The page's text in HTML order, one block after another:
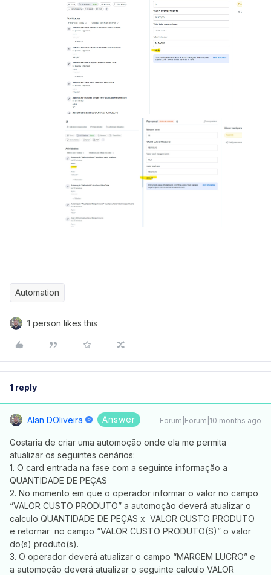
Automation
1 person likes this
1 reply
Alan DOliveira Answer Forum|Forum|10 months ago
Gostaria de criar uma automoção onde ela me permita
atualizar os seguintes cenários:
1. O card entrada na fase com a seguinte informação a
QUANTIDADE DE PEÇAS
2. No momento em que o operador informar o valor no campo
“VALOR CUSTO PRODUTO” a automoção deverá atualizar o
calculo QUANTIDADE DE PEÇAS x VALOR CUSTO PRODUTO
e retornar no campo “VALOR CUSTO PRODUTO(S)” o valor
do(s) produto(s).
3. O operador deverá atualizar o campo “MARGEM LUCRO” e
a automoção deverá atualizar o seguinte calculo VALOR